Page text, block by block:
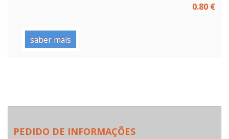
0.80 €
saber mais
PEDIDO DE INFORMAÇÕES